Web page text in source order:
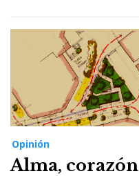
Opinión
Alma, corazón